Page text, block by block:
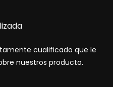
cualificado que le
nuestros producto.